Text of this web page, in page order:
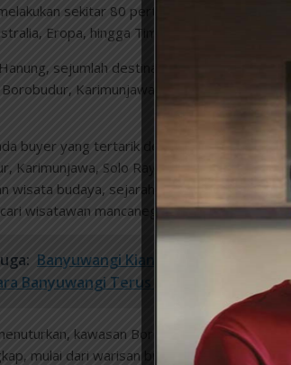
sekitar 80 pertemuan bisnis dengan
Eropa, hingga Timur Tengah.
sejumlah destinasi unggulan Jawa
Karimunjawa, Solo Raya, dan
buyer yang tertarik dengan konsep
Java
Karimunjawa, Solo Raya, dan Semarang
wisata budaya, sejarah, gastronomi, bahari,
wisatawan mancanegara,” jelasnya.
Banyuwangi Kian jadi Favorit
Banyuwangi Terus Meningkat
kawasan Borobudur masih
mulai dari warisan budaya dunia, wisata